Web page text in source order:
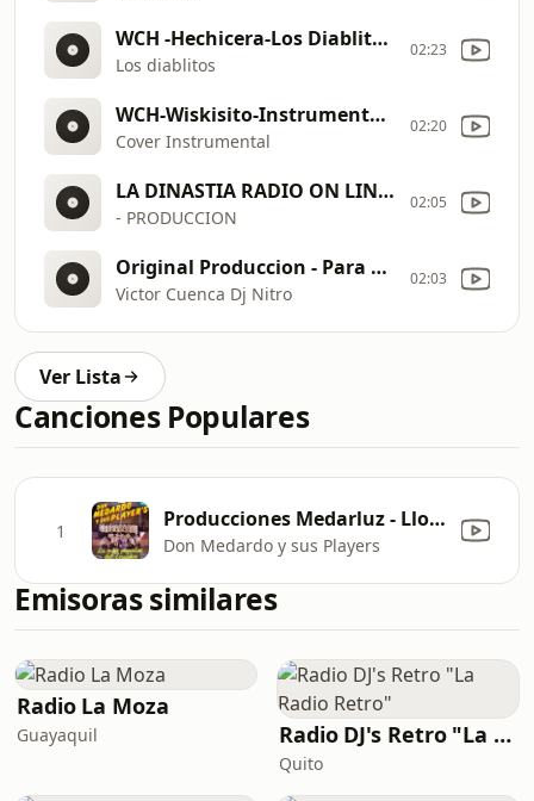
WCH -Hechicera-Los Diablitos-Intro Melody-Steady-Wilson Chabla
Los diablitos
02:23
WCH-Wiskisito-Instrumental. Cover.((Pro RemixEcuasteady))
Cover Instrumental
02:20
LA DINASTIA RADIO ON LINE - INTRO ( OPEN SHOW )
- PRODUCCION
02:05
Original Produccion - Para Que Llorar - Instrumental - ( Dj Nitro Victor Cuenca - Original Produccion - FT - VC Studios) - Bpm - 150 - ER
Victor Cuenca Dj Nitro
02:03
Ver Lista
Canciones Populares
1 Producciones Medarluz - Llorando Se Fue
Don Medardo y sus Players
Emisoras similares
Radio La Moza
Guayaquil Radio DJ's Retro "La Radio Retro"
Quito